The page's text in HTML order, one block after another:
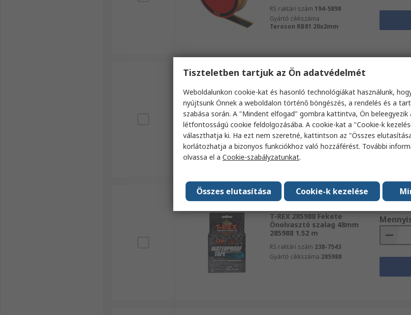
RS raktári szám 194-5898
Gyártó cikkszáma
Teroson RB81 20x2mm
Raktáron
Advance Tapes AT87 Fekete
8500 V Önolvasztó szalag
50mm 10 m
RS raktári szám494-449
Gyártó cikkszámaAT87
Raktáron
T-REX 285988 Fekete
Önolvasztó szalag 48mm
285988 1.52 m
RS raktári szám 238-7543
Gyártó cikkszáma 285988
Tiszteletben tartjuk az Ön adatvédelmét
Weboldalunkon cookie-kat és hasonló technológiákat használunk,
nyújtsunk Önnek a weboldalon történő böngészés, a rendelés és a
szabása során. A "Mindent elfogad" gombra kattintva, Ön beleegyezik
létfontosságú cookie feldolgozásába. A cookie-kat a "Cookie-k
választhatja ki. Ha ezt nem szeretné, kattintson az "Összes
korlátozhatja a bizonyos funkciókhoz való hozzáférést. További
olvassa el a Cookie-szabályzatunkat.
Cookie-k kezelése
Összes elutasítása